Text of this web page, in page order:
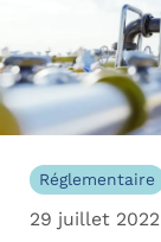
Réglementaire
29 juillet 2022